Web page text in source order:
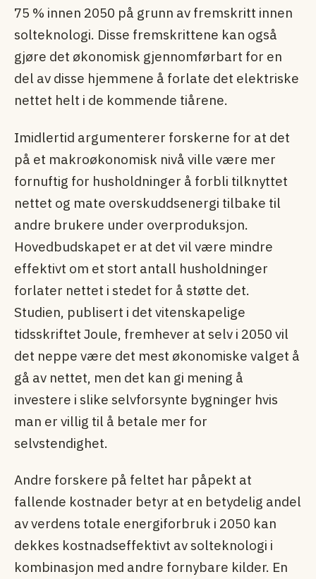
75 % innen 2050 på grunn av fremskritt innen
solteknologi. Disse fremskrittene kan også
gjøre det økonomisk gjennomførbart for en
del av disse hjemmene å forlate det elektriske
nettet helt i de kommende tiårene.
Imidlertid argumenterer forskerne for at det
på et makroøkonomisk nivå ville være mer
fornuftig for husholdninger å forbli tilknyttet
nettet og mate overskuddsenergi tilbake til
andre brukere under overproduksjon.
Hovedbudskapet er at det vil være mindre
effektivt om et stort antall husholdninger
forlater nettet i stedet for å støtte det.
Studien, publisert i det vitenskapelige
tidsskriftet Joule, fremhever at selv i 2050 vil
det neppe være det mest økonomiske valget å
gå av nettet, men det kan gi mening å
investere i slike selvforsynte bygninger hvis
man er villig til å betale mer for
selvstendighet.
Andre forskere på feltet har påpekt at
fallende kostnader betyr at en betydelig andel
av verdens totale energiforbruk i 2050 kan
dekkes kostnadseffektivt av solteknologi i
kombinasjon med andre fornybare kilder. En